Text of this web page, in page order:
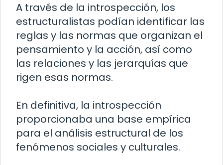
A través de la introspección, los
estructuralistas podían identificar las
reglas y las normas que organizan el
pensamiento y la acción, así como
las relaciones y las jerarquías que
rigen esas normas.
En definitiva, la introspección
proporcionaba una base empírica
para el análisis estructural de los
fenómenos sociales y culturales.